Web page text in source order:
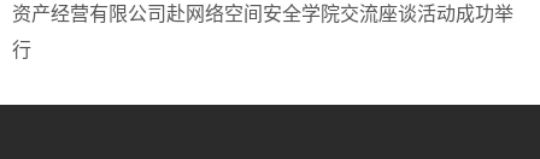
资产经营有限公司赴网络空间安全学院交流座谈活动成功举
行